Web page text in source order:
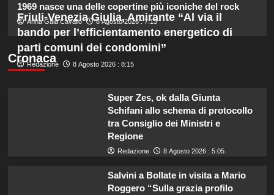
Elisabetta Gregoraci incontra la
sorella in Costa Smeralda: momenti
da ricordare insieme.
Phillips: l’eleganza estiva che non
dimenticherò mai.
1969 nasce una delle copertine più iconiche del rock
Anna Gaia Cavallo 8 Agosto 2026 : 7:13
Cronaca
Friuli-Venezia Giulia, Amirante “Al via il
bando per l’efficientamento energetico di
parti comuni dei condomini”
Redazione 8 Agosto 2026 : 8:15
Super Zes, ok dalla Giunta
Schifani allo schema di protocollo
tra Consiglio dei Ministri e
Regione
Redazione 8 Agosto 2026 : 5:05
Salvini a Bollate in visita a Mario
Roggero “Sulla grazia profilo